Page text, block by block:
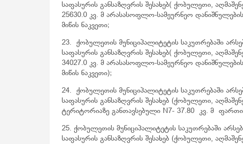
საფასურის განსაზღვრის შესახებ( ქობულეთი,
25630.0 კვ. მ არასასოფლო-სამეურნეო
მიწის ნაკვეთი;
23. ქობულეთის მუნიციპალიტეტის საკუთრებაში
საფასურის განსაზღვრის შესახებ( ქობულეთი,
34027.0 კვ. მ არასასოფლო-სამეურნეო
მიწის ნაკვეთი);
24. ქობულეთის მუნიციპალიტეტის საკუთრებაში
საფასურის განსაზღვრის შესახებ (ქობულეთი,
ტერიტორიაზე განთავსებული N7- 37.80 კვ. მ
25. ქობულეთის მუნიციპალიტეტის საკუთრებაში
საფასურის განსაზღვრის შესახებ (ქობულეთი,